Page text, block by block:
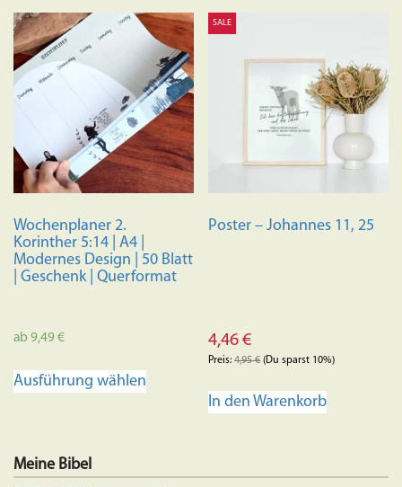
auf.
Die
können
auf
gewählt
Wochenplaner 2.
Korinther 5:14 | A4 |
Modernes Design | 50 Blatt
| Geschenk | Querformat
ab 9,49€
Ausführung wählen
auf.
SALE
Poster – Johannes 11, 25
4,46€
Preis:4,95€(Du sparst 10%)
In den Warenkorb
Meine Bibel